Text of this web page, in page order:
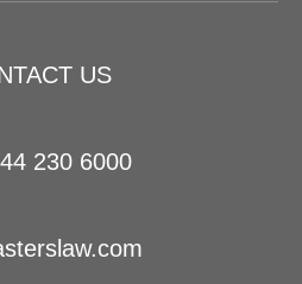
US
230 6000